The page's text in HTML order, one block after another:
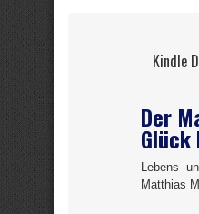
Kindle
Der
Lebens-
Matthias